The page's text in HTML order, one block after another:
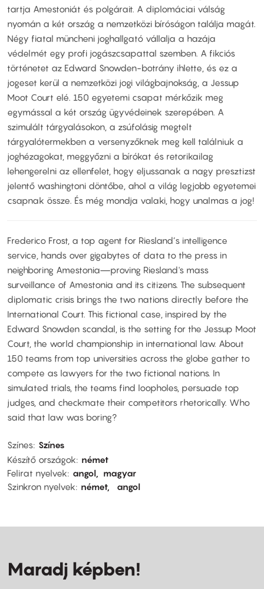
tartja Amestoniát és polgárait. A diplomáciai válság
nyomán a két ország a nemzetközi bíróságon találja magát.
Négy fiatal müncheni joghallgató vállalja a hazája
védelmét egy profi jogászcsapattal szemben. A fikciós
történetet az Edward Snowden-botrány ihlette, és ez a
jogeset kerül a nemzetközi jogi világbajnokság, a Jessup
Moot Court elé. 150 egyetemi csapat mérkőzik meg
egymással a két ország ügyvédeinek szerepében. A
szimulált tárgyalásokon, a zsúfolásig megtelt
tárgyalótermekben a versenyzőknek meg kell találniuk a
joghézagokat, meggyőzni a bírókat és retorikailag
lehengerelni az ellenfelet, hogy eljussanak a nagy presztizst
jelentő washingtoni döntőbe, ahol a világ legjobb egyetemei
csapnak össze. És még mondja valaki, hogy unalmas a jog!
Frederico Frost, a top agent for Riesland’s intelligence
service, hands over gigabytes of data to the press in
neighboring Amestonia—proving Riesland's mass
surveillance of Amestonia and its citizens. The subsequent
diplomatic crisis brings the two nations directly before the
International Court. This fictional case, inspired by the
Edward Snowden scandal, is the setting for the Jessup Moot
Court, the world championship in international law. About
150 teams from top universities across the globe gather to
compete as lawyers for the two fictional nations. In
simulated trials, the teams find loopholes, persuade top
judges, and checkmate their competitors rhetorically. Who
said that law was boring?
Színes Színes
Készítő országok
német
Felirat nyelvek
angol
magyar
Szinkron nyelvek
német angol
Maradj képben!